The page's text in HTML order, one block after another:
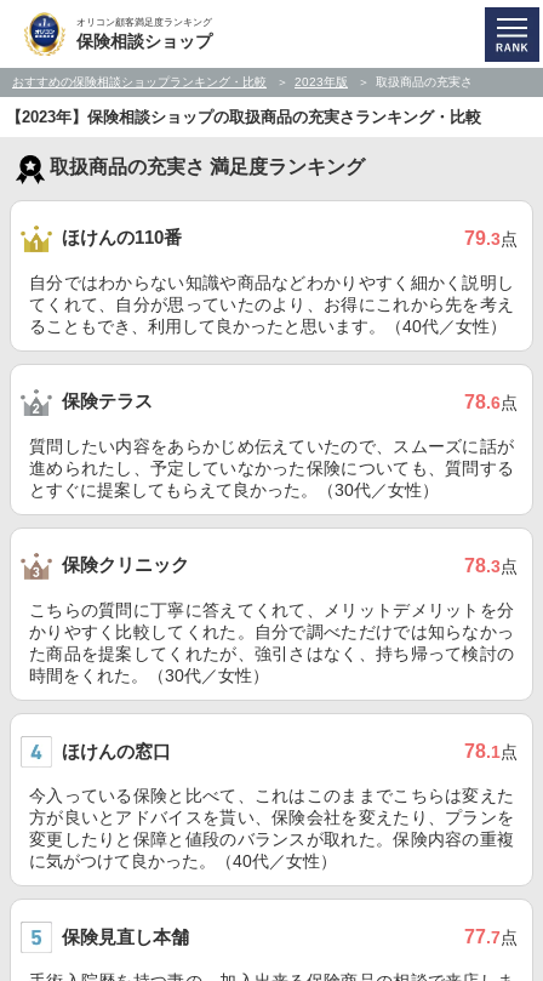
オリコン顧客満足度ランキング
保険相談ショップ
おすすめの保険相談ショップランキング・比較 2023年版 取扱商品の充実さ
【2023年】保険相談ショップの取扱商品の充実さランキング・比較
取扱商品の充実さ 満足度ランキング
ほけんの110番 79.3点
自分ではわからない知識や商品などわかりやすく細かく説明し
てくれて、自分が思っていたのより、お得にこれから先を考え
ることもでき、利用して良かったと思います。（40代／女性）
保険テラス 78.6点
質問したい内容をあらかじめ伝えていたので、スムーズに話が
進められたし、予定していなかった保険についても、質問する
とすぐに提案してもらえて良かった。（30代／女性）
保険クリニック 78.3点
こちらの質問に丁寧に答えてくれて、メリットデメリットを分
かりやすく比較してくれた。自分で調べただけでは知らなかっ
た商品を提案してくれたが、強引さはなく、持ち帰って検討の
時間をくれた。（30代／女性）
ほけんの窓口 78.1点
今入っている保険と比べて、これはこのままでこちらは変えた
方が良いとアドバイスを貰い、保険会社を変えたり、プランを
変更したりと保障と値段のバランスが取れた。保険内容の重複
に気がつけて良かった。（40代／女性）
保険見直し本舗 77.7点